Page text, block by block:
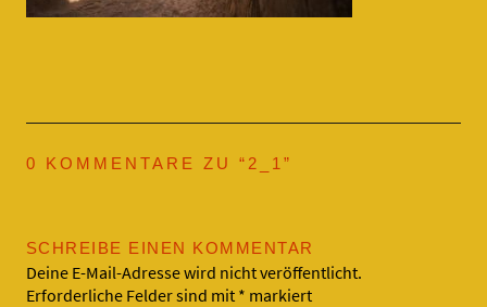
0 KOMMENTARE ZU “ 2_1 ”
SCHREIBE EINEN KOMMENTAR
Deine E-Mail-Adresse wird nicht veröffentlicht.
Erforderliche Felder sind mit * markiert